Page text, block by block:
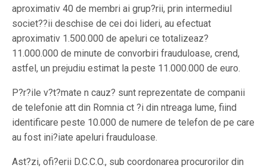
aproximativ 40 de membri ai grup?rii, prin intermediul
societ??ii deschise de cei doi lideri, au efectuat
aproximativ 1.500.000 de apeluri ce totalizeaz?
11.000.000 de minute de convorbiri frauduloase, crend,
astfel, un prejudiu estimat la peste 11.000.000 de euro.
P?r?ile v?t?mate n cauz? sunt reprezentate de companii
de telefonie att din Romnia ct ?i din ntreaga lume, fiind
identificare peste 10.000 de numere de telefon de pe care
au fost ini?iate apeluri frauduloase.
Ast?zi, ofi?erii D.C.C.O., sub coordonarea procurorilor din